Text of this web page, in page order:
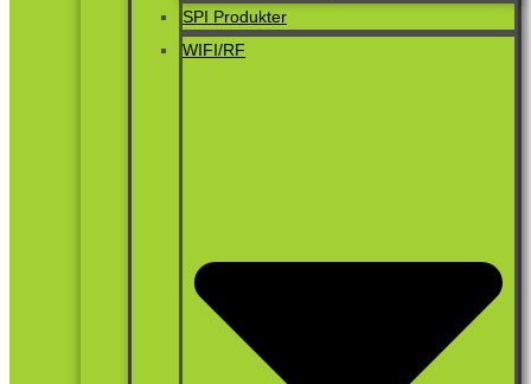
SPI Produkter
WIFI/RF